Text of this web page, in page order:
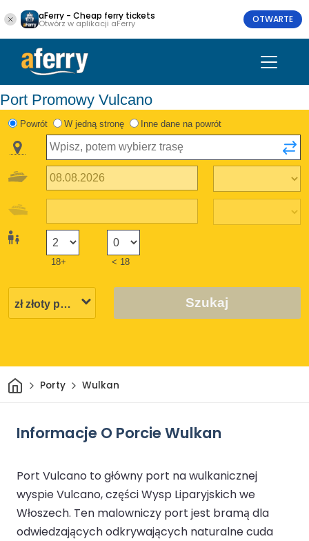
aFerry - Cheap ferry tickets
Otwórz w aplikacji aFerry OTWARTE
Port Promowy Vulcano
Powrót W jedną stronę Inne dane na powrót
18+ < 18
Szukaj
DomPorty Wulkan
Informacje O Porcie Wulkan
Port Vulcano to główny port na wulkanicznej
wyspie Vulcano, części Wysp Liparyjskich we
Włoszech. Ten malowniczy port jest bramą dla
odwiedzających odkrywających naturalne cuda